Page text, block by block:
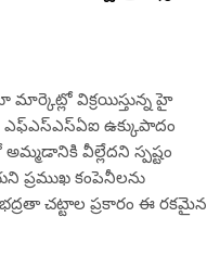
మార్కెట్లో విక్రయిస్తున్న హై
ఉక్కుపాదం
వీల్లేదని స్పష్టం
ప్రముఖ కంపెనీలను
చట్టాల ప్రకారం ఈ రకమైన